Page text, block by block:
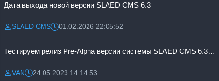
Дата выхода новой версии SLAED CMS 6.3
Разместил:
SLAED CMSДата:01.02.2026 22:05:52
Тестируем релиз Pre-Alpha версии системы SLAED CMS 6.3 Pro
Разместил:
VANДата:24.05.2023 14:14:53